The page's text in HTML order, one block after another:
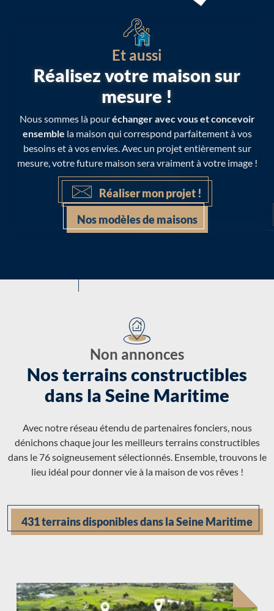
Et aussi
Réalisez votre maison sur
mesure !
Nous sommes là pouréchanger avec vous et concevoir
ensemble la maison qui correspond parfaitement à vos
besoins et à vos envies. Avec un projet entièrement sur
mesure, votre future maison sera vraiment à votre image !
Réaliser mon projet !
Nos modèles de maisons
Non annonces
Nos terrains constructibles
dans la Seine Maritime
Avec notre réseau étendu de partenaires fonciers, nous
dénichons chaque jour les meilleurs terrains constructibles
dans le 76 soigneusement sélectionnés. Ensemble, trouvons le
lieu idéal pour donner vie à la maison de vos rêves !
431 terrains disponibles dans la Seine Maritime